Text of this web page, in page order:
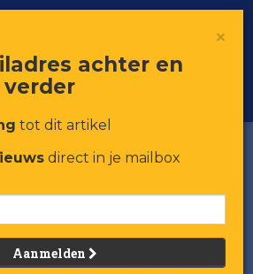
& brands
Toggle
×
achter en
verder
tot dit artikel
direct in je mailbox
Aanmelden